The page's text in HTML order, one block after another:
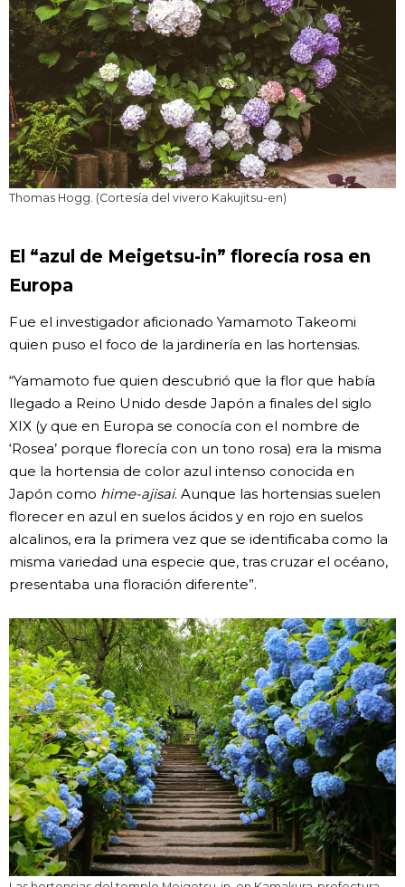
Thomas Hogg. (Cortesía del vivero Kakujitsu-en)
El “azul de Meigetsu-in” florecía rosa en
Europa
Fue el investigador aficionado Yamamoto Takeomi
quien puso el foco de la jardinería en las hortensias.
“Yamamoto fue quien descubrió que la flor que había
llegado a Reino Unido desde Japón a finales del siglo
XIX (y que en Europa se conocía con el nombre de
‘Rosea’ porque florecía con un tono rosa) era la misma
que la hortensia de color azul intenso conocida en
Japón como hime-ajisai. Aunque las hortensias suelen
florecer en azul en suelos ácidos y en rojo en suelos
alcalinos, era la primera vez que se identificaba como la
misma variedad una especie que, tras cruzar el océano,
presentaba una floración diferente”.